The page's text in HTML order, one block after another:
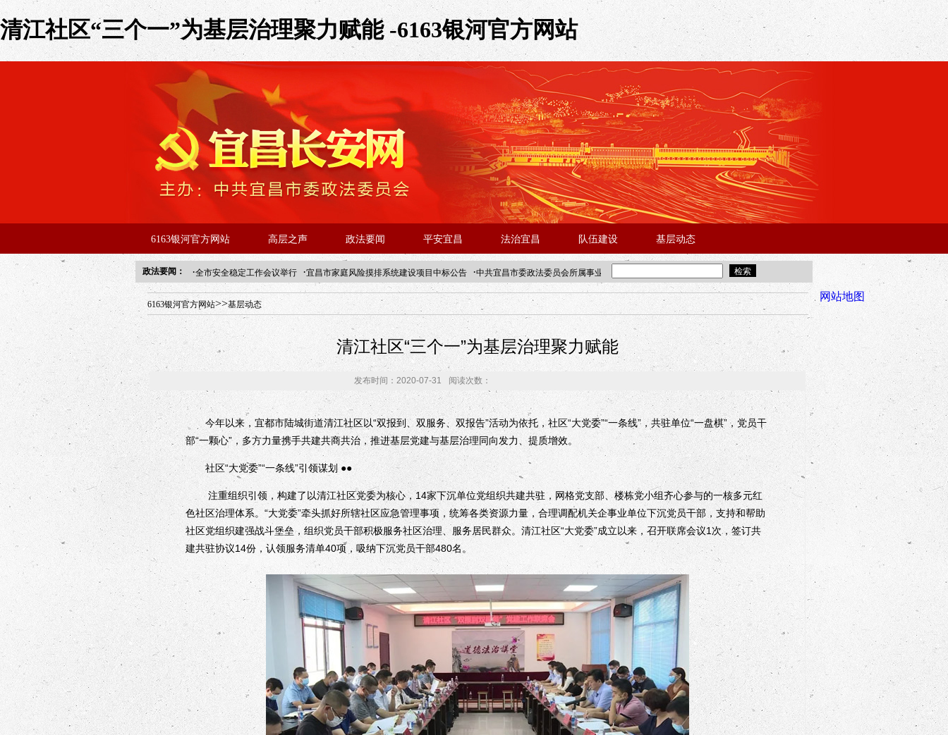
清江社区“三个一”为基层治理聚力赋能 -6163银河官方网站
6163银河官方网站 高层之声 政法要闻 平安宜昌 法治宜昌 队伍建设 基层动态
政法要闻： ·全市安全稳定工作会议举行 ·宜昌市家庭风险摸排系统建设项目中标公告 ·中共宜昌市委政法委员会所属事业单位2025年“招才兴业”事业单位人才引进·北京站面试成绩公告
年“招才兴业”事业单位人才引进·北京站人民大学入校工作提醒
全市安全
6163银河官方网站>>基层动态
清江社区“三个一”为基层治理聚力赋能
发布时间：2020-07-31 阅读次数：
今年以来，宜都市陆城街道清江社区以“双报到、双服务、双报告”活动为依托，社区“大党委”“一条线”，共驻单位“一盘棋”，党员干
部“一颗心”，多方力量携手共建共商共治，推进基层党建与基层治理同向发力、提质增效。
社区“大党委”“一条线”引领谋划 ●●
注重组织引领，构建了以清江社区党委为核心，14家下沉单位党组织共建共驻，网格党支部、楼栋党小组齐心参与的一核多元红
色社区治理体系。“大党委”牵头抓好所辖社区应急管理事项，统筹各类资源力量，合理调配机关企事业单位下沉党员干部，支持和帮助
社区党组织建强战斗堡垒，组织党员干部积极服务社区治理、服务居民群众。清江社区“大党委”成立以来，召开联席会议1次，签订共
建共驻协议14份，认领服务清单40项，吸纳下沉党员干部480名。
网站地图